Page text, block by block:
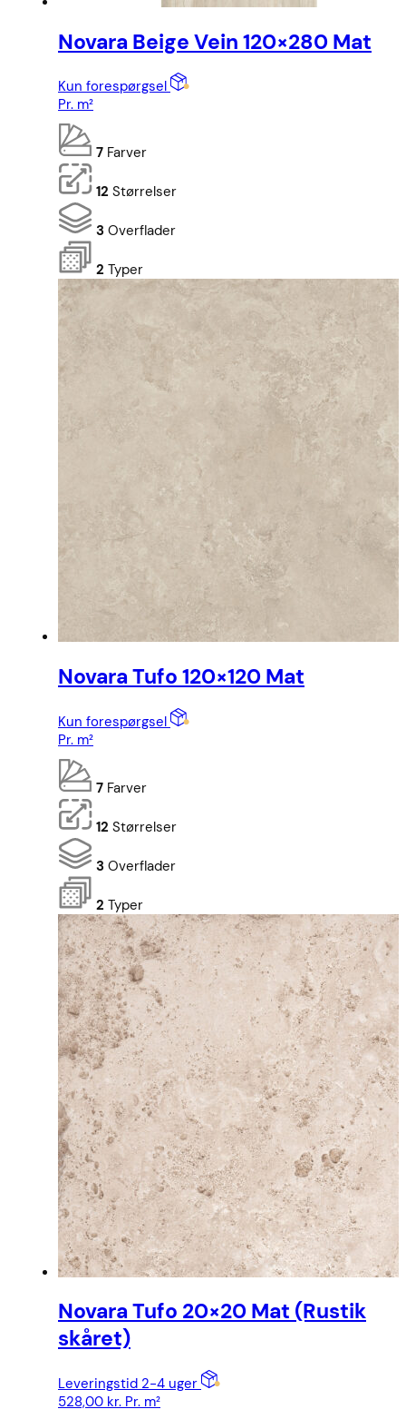
Novara Beige Vein 120×280 Mat
Kun forespørgsel
Pr. m²
7 Farver
12 Størrelser
3 Overflader
2 Typer
Novara Tufo 120×120 Mat
Kun forespørgsel
Pr. m²
7 Farver
12 Størrelser
3 Overflader
2 Typer
Novara Tufo 20×20 Mat (Rustik
skåret)
Leveringstid 2-4 uger
528,00 kr. Pr. m²